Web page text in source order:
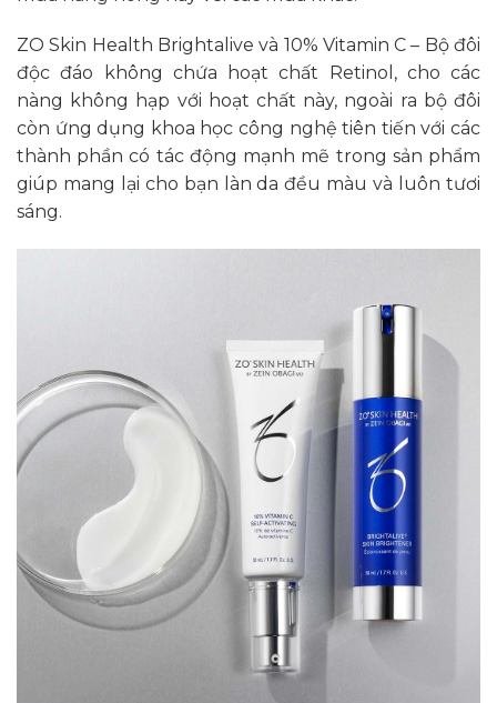
ZO Skin Health Brightalive và 10% Vitamin C – Bộ đôi
độc đáo không chứa hoạt chất Retinol, cho các
nàng không hạp với hoạt chất này, ngoài ra bộ đôi
còn ứng dụng khoa học công nghệ tiên tiến với các
thành phần có tác động mạnh mẽ trong sản phẩm
giúp mang lại cho bạn làn da đều màu và luôn tươi
sáng.